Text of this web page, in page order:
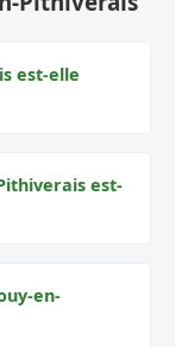
est-elle
est-
en-